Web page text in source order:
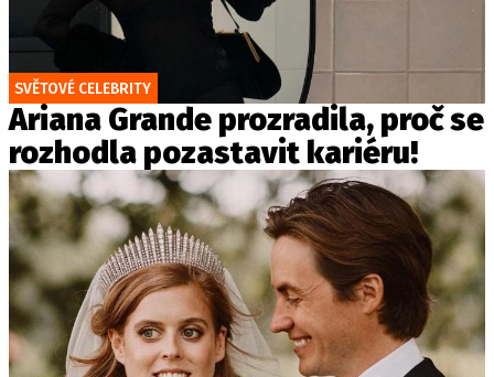
SVĚTOVÉ CELEBRITY
Ariana Grande prozradila, proč se
rozhodla pozastavit kariéru!